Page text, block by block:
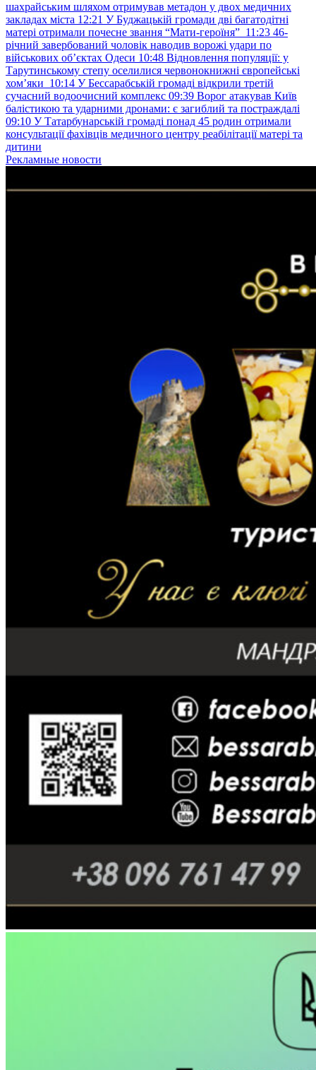
шахрайським шляхом отримував метадон у двох медичних
закладах міста 12:21 У Буджацькій громади дві багатодітні
матері отримали почесне звання “Мати-героїня” 11:23 46-
річний завербований чоловік наводив ворожі удари по
військових обʼєктах Одеси 10:48 Відновлення популяції: у
Тарутинському степу оселилися червонокнижні європейські
хом’яки 10:14 У Бессарабській громаді відкрили третій
сучасний водоочисний комплекс 09:39 Ворог атакував Київ
балістикою та ударними дронами: є загиблий та постраждалі
09:10 У Татарбунарській громаді понад 45 родин отримали
консультації фахівців медичного центру реабілітації матері та
дитини
Рекламные новости